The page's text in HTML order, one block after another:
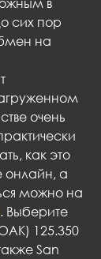
сих пор
на
очень
как это
онлайн, а
можно на
. Выберите
125.350
San